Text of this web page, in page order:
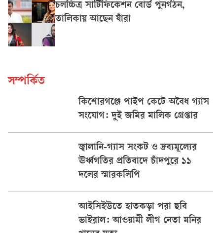
চলচ্চিত্র সার্টিফিকেশন বোর্ড পুনর্গঠন,
তালিকায় আছেন যাঁরা
সম্পর্কিত
কিশোরগঞ্জে পাইপ কেটে অবৈধ গ্যাস
সংযোগ: দুই জমির মালিক গ্রেপ্তার
জ্বালানি-গ্যাস সংকট ও দ্রব্যমূল্যের
ঊর্ধ্বগতির প্রতিবাদে চাঁদপুরে ১১
দলের স্মারকলিপি
আইসিইউতে হাতকড়া পরা ছবি
ভাইরাল: আওয়ামী লীগ নেতা মনির